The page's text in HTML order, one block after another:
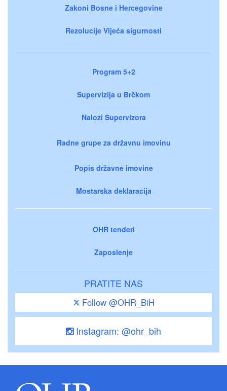
Zakoni Bosne i Hercegovine
Rezolucije Vijeća sigurnosti
Program 5+2
Supervizija u Brčkom
Nalozi Supervizora
Radne grupe za državnu imovinu
Popis državne imovine
Mostarska deklaracija
OHR tenderi
Zaposlenje
PRATITE NAS
Follow @OHR_BiH
Instagram: @ohr_bih